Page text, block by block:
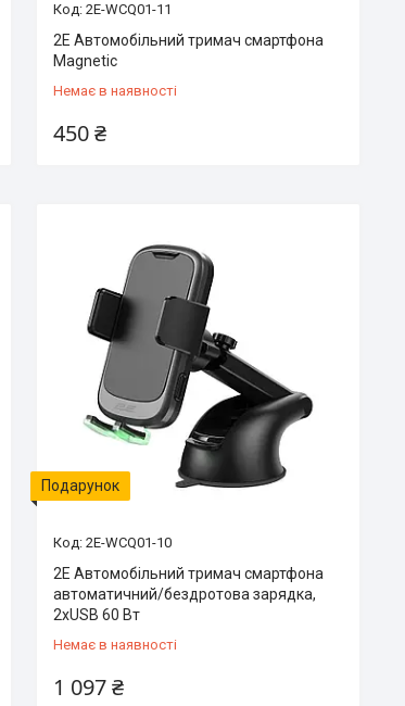
2E-WCQ01-11
2E Автомобільний тримач смартфона
Magnetic
Немає в наявності
450 ₴
Подарунок
2E-WCQ01-10
2E Автомобільний тримач смартфона
автоматичний/бездротова зарядка,
2хUSB 60 Вт
Немає в наявності
1 097 ₴